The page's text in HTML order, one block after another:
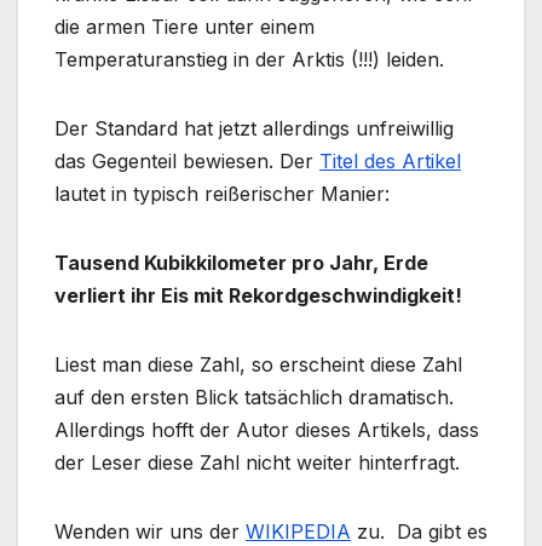
die armen Tiere unter einem
Temperaturanstieg in der Arktis (!!!) leiden.
Der Standard hat jetzt allerdings unfreiwillig
das Gegenteil bewiesen. Der Titel des Artikel
lautet in typisch reißerischer Manier:
Tausend Kubikkilometer pro Jahr, Erde
verliert ihr Eis mit Rekordgeschwindigkeit!
Liest man diese Zahl, so erscheint diese Zahl
auf den ersten Blick tatsächlich dramatisch.
Allerdings hofft der Autor dieses Artikels, dass
der Leser diese Zahl nicht weiter hinterfragt.
Wenden wir uns der WIKIPEDIA zu. Da gibt es